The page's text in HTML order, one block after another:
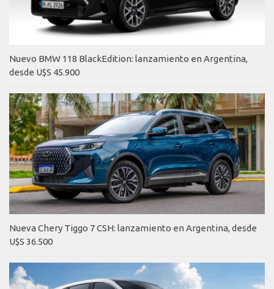
Nuevo BMW 118 BlackEdition: lanzamiento en Argentina,
desde U$S 45.900
Nueva Chery Tiggo 7 CSH: lanzamiento en Argentina, desde
U$S 36.500